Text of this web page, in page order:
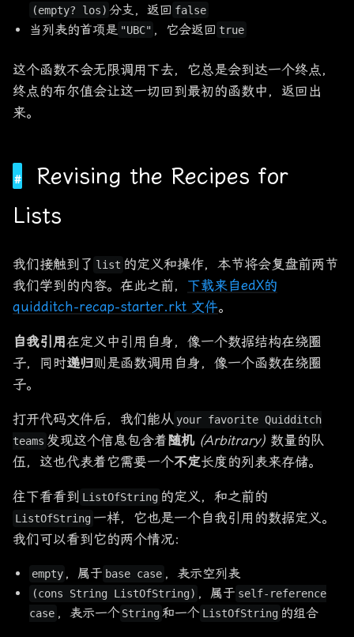
(empty? los) 分支，返回 false
当列表的首项是 "UBC" ，它会返回 true
这个函数不会无限调用下去，它总是会到达一个终点，
终点的布尔值会让这一切回到最初的函数中，返回出
来。
Revising the Recipes for
Lists
我们接触到了 list 的定义和操作，本节将会复盘前两节
我们学到的内容。在此之前， 下载来自edX的
quidditch-recap-starter.rkt 文件。
自我引用在定义中引用自身，像一个数据结构在绕圈
子，同时递归则是函数调用自身，像一个函数在绕圈
子。
打开代码文件后，我们能从 your favorite Quidditch
teams 发现这个信息包含着随机 (Arbitrary)数量的队
伍，这也代表着它需要一个不定长度的列表来存储。
往下看看到 ListOfString 的定义，和之前的
ListOfString 一样，它也是一个自我引用的数据定义。
我们可以看到它的两个情况：
empty ，属于 base case ，表示空列表
(cons String ListOfString) ，属于 self-reference
case ，表示一个 String和一个 ListOfString 的组合